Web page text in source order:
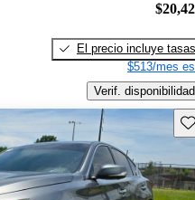
El precio incluye tasas
$513/mes
Verif. disponibilidad